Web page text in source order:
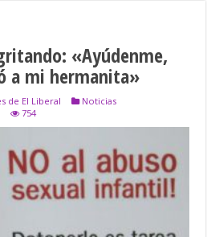
«Ayúdenme,
a mi hermanita»
de El Liberal
Noticias
754